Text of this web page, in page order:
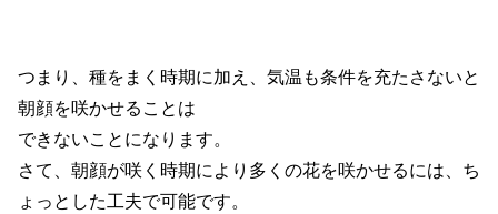
つまり、種をまく時期に加え、 気温も条件を充たさないと
朝顔を咲かせることは
できないことになります。
さて、朝顔が咲く時期により多くの花を咲かせるには、 ち
ょっとした工夫で可能です。